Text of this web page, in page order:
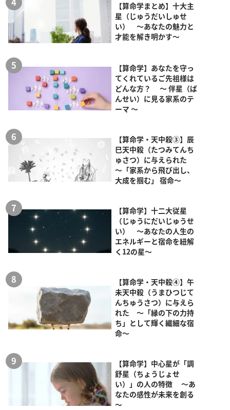
【算命学まとめ】十大主
星（じゅうだいしゅせ
い） ～あなたの魅力と
才能を解き明かす～
【算命学】あなたを守っ
てくれているご先祖様は
どんな方？ ～ 伴星（ば
んせい）に見る家系のテ
ーマ ～
【算命学・天中殺③】辰
巳天中殺（たつみてんち
ゅさつ）に与えられた
～「家系から飛び出し、
大成を掴む」 宿命～
【算命学】十二大従星
（じゅうにだいじゅうせ
い） ～あなたの人生の
エネルギーと宿命を紐解
く12の星～
【算命学・天中殺④】午
未天中殺（うまひつじて
んちゅうさつ）に与えら
れた ～「縁の下の力持
ち」として輝く繊細な宿
命～
【算命学】中心星が「調
舒星（ちょうじょせ
い）」の人の特徴 ～あ
なたの感性が未来を創る
～